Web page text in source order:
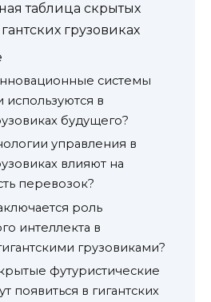
таблица скрытых
грузовиках
системы
используются в
будущего?
управления в
влияют на
перевозок?
роль
интеллекта в
грузовиками?
футуристические
появиться в гигантских